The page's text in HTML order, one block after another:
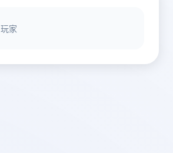
玩家